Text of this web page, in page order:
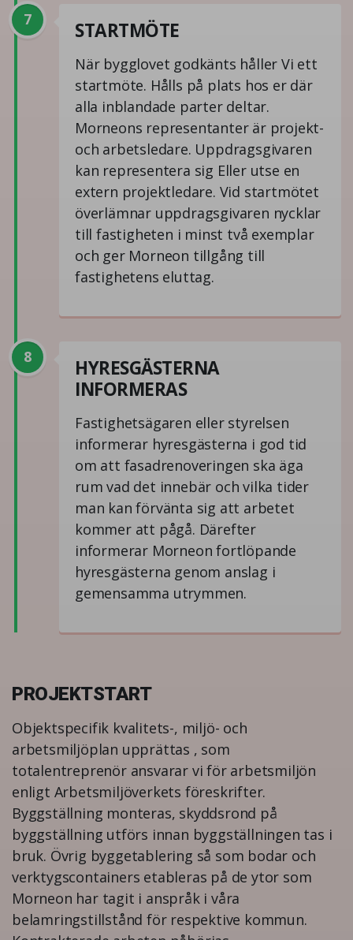
7 STARTMÖTE
När bygglovet godkänts håller Vi ett
startmöte. Hålls på plats hos er där
alla inblandade parter deltar.
Morneons representanter är projekt-
och arbetsledare. Uppdragsgivaren
kan representera sig Eller utse en
extern projektledare. Vid startmötet
överlämnar uppdragsgivaren nycklar
till fastigheten i minst två exemplar
och ger Morneon tillgång till
fastighetens eluttag.
8
HYRESGÄSTERNA
INFORMERAS
Fastighetsägaren eller styrelsen
informerar hyresgästerna i god tid
om att fasadrenoveringen ska äga
rum vad det innebär och vilka tider
man kan förvänta sig att arbetet
kommer att pågå. Därefter
informerar Morneon fortlöpande
hyresgästerna genom anslag i
gemensamma utrymmen.
PROJEKTSTART
Objektspecifik kvalitets-, miljö- och
arbetsmiljöplan upprättas , som
totalentreprenör ansvarar vi för arbetsmiljön
enligt Arbetsmiljöverkets föreskrifter.
Byggställning monteras, skyddsrond på
byggställning utförs innan byggställningen tas i
bruk. Övrig byggetablering så som bodar och
verktygscontainers etableras på de ytor som
Morneon har tagit i anspråk i våra
belamringstillstånd för respektive kommun.